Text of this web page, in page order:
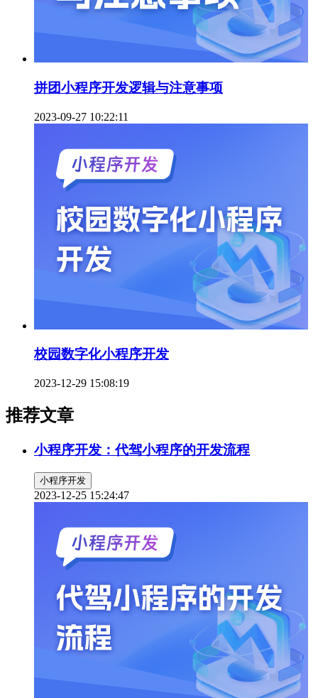
拼团小程序开发逻辑与注意事项
2023-09-27 10:22:11
校园数字化小程序开发
2023-12-29 15:08:19
推荐文章
小程序开发：代驾小程序的开发流程
小程序开发
2023-12-25 15:24:47